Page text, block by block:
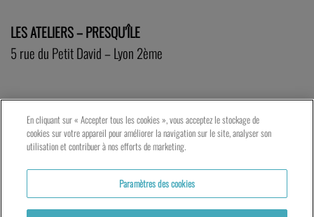
LES ATELIERS – PRESQU’ÎLE
5 rue du Petit David – Lyon 2ème
En cliquant sur « Accepter tous les cookies », vous acceptez le stockage de
cookies sur votre appareil pour améliorer la navigation sur le site, analyser son
utilisation et contribuer à nos efforts de marketing.
Paramètres des cookies